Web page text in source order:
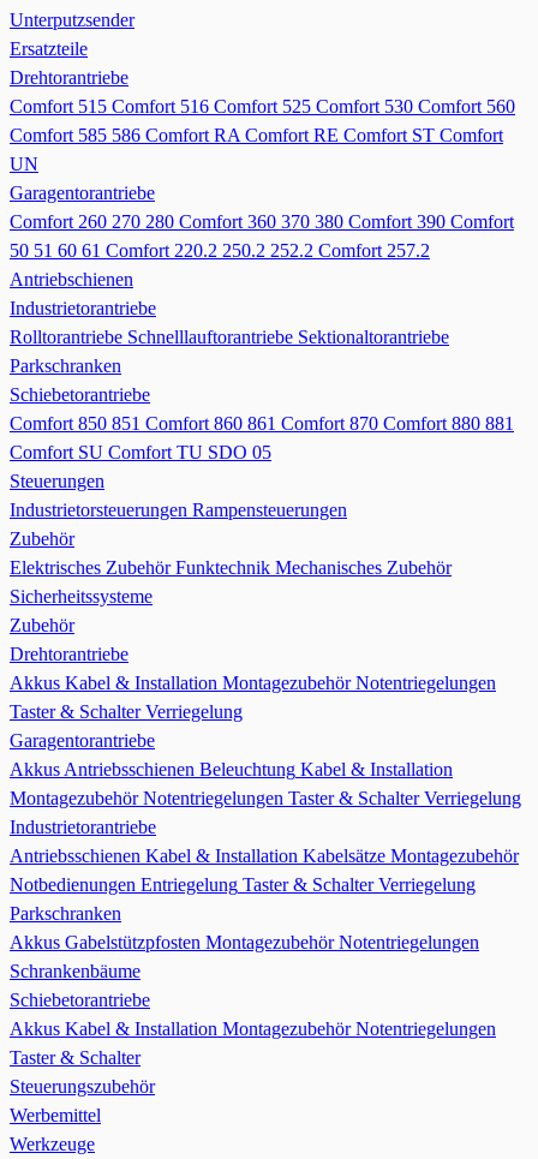
Unterputzsender
Ersatzteile
Drehtorantriebe
Comfort 515 Comfort 516 Comfort 525 Comfort 530 Comfort 560
Comfort 585 586 Comfort RA Comfort RE Comfort ST Comfort
UN
Garagentorantriebe
Comfort 260 270 280 Comfort 360 370 380 Comfort 390 Comfort
50 51 60 61 Comfort 220.2 250.2 252.2 Comfort 257.2
Antriebschienen
Industrietorantriebe
Rolltorantriebe Schnelllauftorantriebe Sektionaltorantriebe
Parkschranken
Schiebetorantriebe
Comfort 850 851 Comfort 860 861 Comfort 870 Comfort 880 881
Comfort SU Comfort TU SDO 05
Steuerungen
Industrietorsteuerungen Rampensteuerungen
Zubehör
Elektrisches Zubehör Funktechnik Mechanisches Zubehör
Sicherheitssysteme
Zubehör
Drehtorantriebe
Akkus Kabel & Installation Montagezubehör Notentriegelungen
Taster & Schalter Verriegelung
Garagentorantriebe
Akkus Antriebsschienen Beleuchtung Kabel & Installation
Montagezubehör Notentriegelungen Taster & Schalter Verriegelung
Industrietorantriebe
Antriebsschienen Kabel & Installation Kabelsätze Montagezubehör
Notbedienungen Entriegelung Taster & Schalter Verriegelung
Parkschranken
Akkus Gabelstützpfosten Montagezubehör Notentriegelungen
Schrankenbäume
Schiebetorantriebe
Akkus Kabel & Installation Montagezubehör Notentriegelungen
Taster & Schalter
Steuerungszubehör
Werbemittel
Werkzeuge